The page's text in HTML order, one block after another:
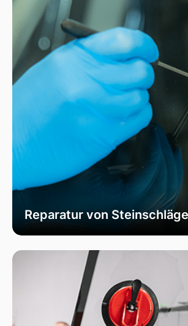
Reparatur von
Sicherheit Ihrer Fahrzeugscheibe zu
gewährleisten. Vermeiden Sie
Schäden durch unser
das die Integrität Ihrer Scheibe
wiederherstellt.